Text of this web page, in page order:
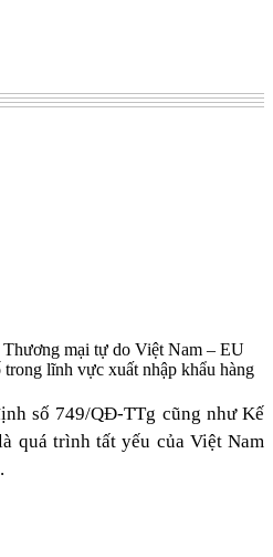
Thương mại tự do Việt Nam – EU
lĩnh vực xuất nhập khẩu hàng
số 749/QĐ-TTg cũng như Kế
quá trình tất yếu của Việt Nam